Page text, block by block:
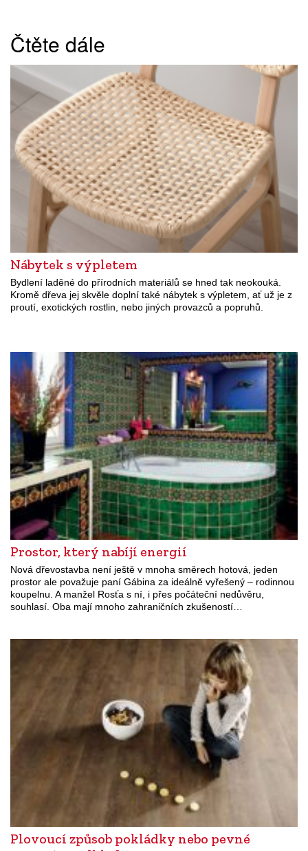
Čtěte dále
Nábytek s výpletem
Bydlení laděné do přírodních materiálů se hned tak neokouká.
Kromě dřeva jej skvěle doplní také nábytek s výpletem, ať už je z
proutí, exotických rostlin, nebo jiných provazců a popruhů.
Prostor, který nabíjí energií
Nová dřevostavba není ještě v mnoha směrech hotová, jeden
prostor ale považuje paní Gábina za ideálně vyřešený – rodinnou
koupelnu. A manžel Rosťa s ní, i přes počáteční nedůvěru,
souhlasí. Oba mají mnoho zahraničních zkušeností…
Plovoucí způsob pokládky nebo pevné